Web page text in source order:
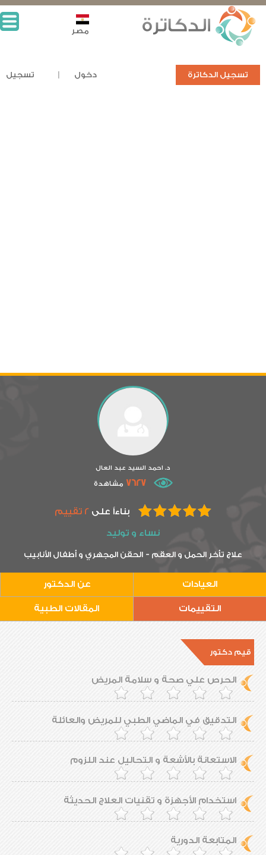
تسجيل الدكاترة دخول تسجيل
مصر
د. احمد السيد عبد العال
7627 مشاهدة
بناءاً على2 تقييم
نساء و توليد
علاج تأخر الحمل و العقم - الحقن المجهري و أطفال الأنابيب
العيادات عن الدكتور
التقييمات المقالات الطبية
قيم دكتور
الحرص علي صحة و سلامة المريض
التدقيق في الماضي الطبي للمريض والعائلة
الاستعانة بالأشعة و التحاليل عند اللزوم
استخدام الأجهزة و تقنيات العلاج الحديثة
المتابعة الدورية